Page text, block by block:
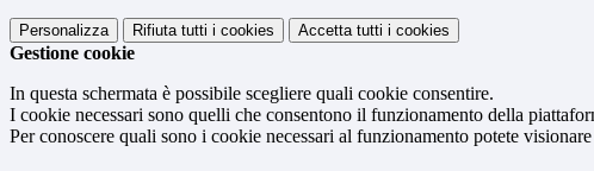
Personalizza Rifiuta tutti i cookies Accetta tutti i cookies
Gestione cookie
In questa schermata è possibile scegliere quali cookie consentire.
I cookie necessari sono quelli che consentono il funzionamento della
Per conoscere quali sono i cookie necessari al funzionamento potete visionare